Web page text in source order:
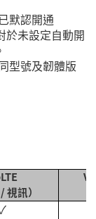
默認開通
於未設定自動開
型號及韌體版
/視訊）